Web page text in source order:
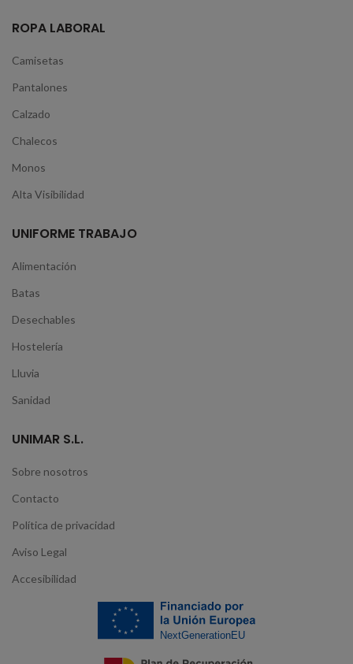
ROPA LABORAL
Camisetas
Pantalones
Calzado
Chalecos
Monos
Alta Visibilidad
UNIFORME TRABAJO
Alimentación
Batas
Desechables
Hostelería
Lluvia
Sanidad
UNIMAR S.L.
Sobre nosotros
Contacto
Política de privacidad
Aviso Legal
Accesibilidad